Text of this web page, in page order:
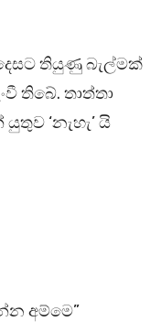
තියුණු බැල්මක්
තිබේ. තාත්තා
‘නැහැ’ යි
අම්මෙ”